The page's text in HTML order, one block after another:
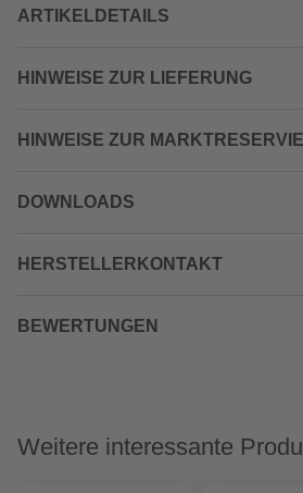
ARTIKELDETAILS
HINWEISE ZUR LIEFERUNG
HINWEISE ZUR
DOWNLOADS
HERSTELLERKONTAKT
BEWERTUNGEN
Weitere interessante